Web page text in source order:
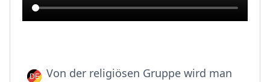
Von der religiösen Gruppe wird man